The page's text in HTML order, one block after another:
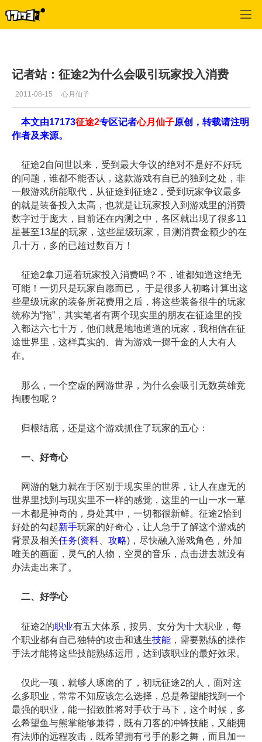
记者站：征途2为什么会吸引玩家投入消费
2011-08-15 心月仙子
本文由17173征途2专区记者心月仙子原创，转载请注明
作者及来源。
征途2自问世以来，受到最大争议的绝对不是好不好玩
的问题，谁都不能否认，这款游戏有自已的独到之处，非
一般游戏所能取代，从征途到征途2，受到玩家争议最多
的就是装备投入太高，也就是让玩家投入到游戏里的消费
数字过于庞大，目前还在内测之中，各区就出现了很多11
星甚至13星的玩家，这些星级玩家，目测消费金额少的在
几十万，多的已超过数百万！
征途2拿刀逼着玩家投入消费吗？不，谁都知道这绝无
可能！一切只是玩家自愿而已， 于是很多人初略计算出这
些星级玩家的装备所花费用之后，将这些装备很牛的玩家
统称为“拖”，其实笔者有两个现实里的朋友在征途里的投
入都达六七十万，他们就是地地道道的玩家，我相信在征
途世界里，这样真实的、肯为游戏一掷千金的人大有人
在。
那么，一个空虚的网游世界，为什么会吸引无数英雄竞
掏腰包呢？
归根结底，还是这个游戏抓住了玩家的五心：
一、好奇心
网游的魅力就在于区别于现实里的世界，让人在虚无的
世界里找到与现实里不一样的感觉，这里的一山一水一草
一木都是神奇的，身处其中，一切都很新鲜。征途2恰到
好处的勾起新手玩家的好奇心，让人急于了解这个游戏的
背景及相关任务(资料 攻略)，尽快融入游戏角色，外加
唯美的画面，灵气的人物，空灵的音乐，点击进去就没有
办法走出来了。
二、好学心
征途2的职业有五大体系，按男、女分为十大职业，每
个职业都有自己独特的攻击和逃生技能 ，需要熟练的操作
手法才能将这些技能熟练运用，达到该职业的最好效果。
仅此一项，就够人琢磨的了，初玩征途2的人，面对这
么多职业，常常不知应该怎么选择，总是希望能找到一个
最强的职业，能一招致胜将对手砍于马下，这个时候，多
么希望鱼与熊掌能够兼得，既有刀客的冲锋技能，又能拥
有法师的远程攻击，既希望拥有弓手的影之舞，而且加一